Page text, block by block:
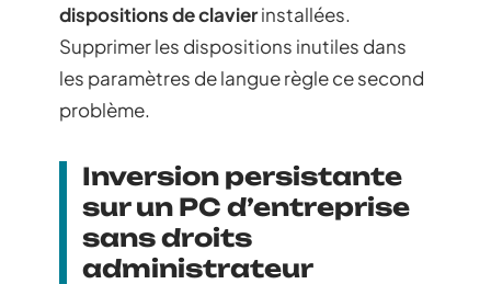
dispositions de clavierinstallées.
Supprimer les dispositions inutiles dans
les paramètres de langue règle ce second
problème.
Inversion persistante
sur un PC d’entreprise
sans droits
administrateur